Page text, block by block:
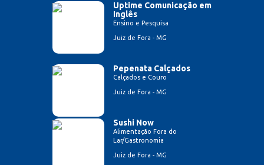
Uptime Comunicação em
Inglês
Ensino e Pesquisa
Juiz de Fora - MG
Pepenata Calçados
Calçados e Couro
Juiz de Fora - MG
Sushi Now
Alimentação Fora do
Lar/Gastronomia
Juiz de Fora - MG